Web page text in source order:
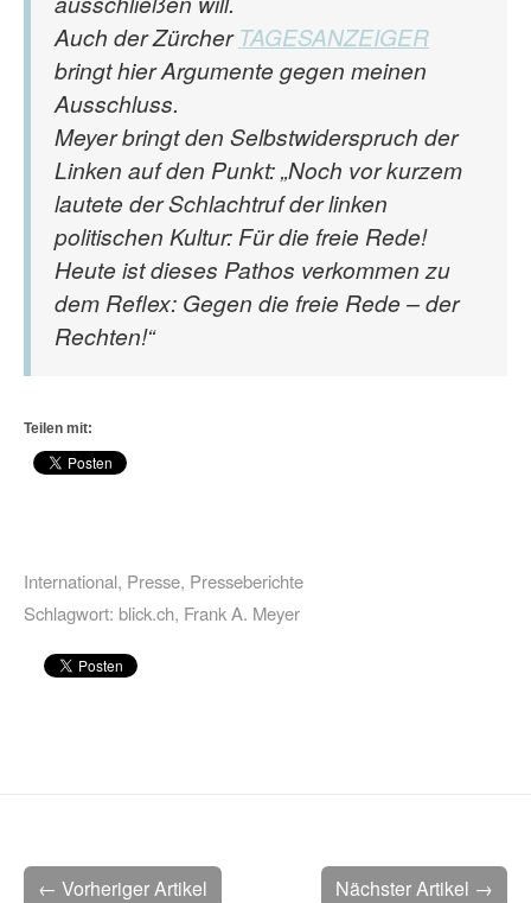
Auch der ZürcherTAGESANZEIGER
bringt hier Argumente gegen meinen
Ausschluss.
Meyer bringt den Selbstwiderspruch der
Linken auf den Punkt: „Noch vor kurzem
lautete der Schlachtruf der linken
politischen Kultur: Für die freie Rede!
Heute ist dieses Pathos verkommen zu
dem Reflex: Gegen die freie Rede – der
Rechten!“
Teilen mit:
International, Presse, Presseberichte
Schlagwort: blick.ch, Frank A. Meyer
Nächster Artikel →
← Vorheriger Artikel